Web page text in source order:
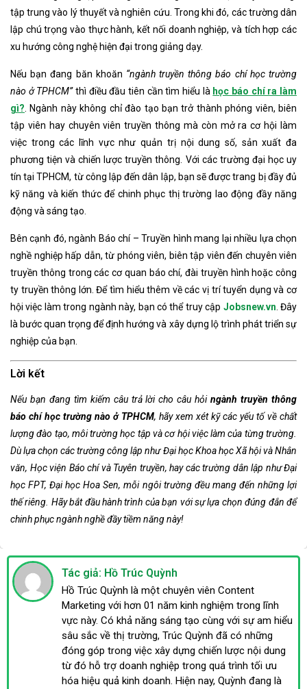
tập trung vào lý thuyết và nghiên cứu. Trong khi đó, các trường dân
lập chú trọng vào thực hành, kết nối doanh nghiệp, và tích hợp các
xu hướng công nghệ hiện đại trong giảng dạy.
Nếu bạn đang băn khoăn “ngành truyền thông báo chí học trường
nào ở TPHCM”thì điều đầu tiên cần tìm hiểu là học báo chí ra làm
gì? . Ngành này không chỉ đào tạo bạn trở thành phóng viên, biên
tập viên hay chuyên viên truyền thông mà còn mở ra cơ hội làm
việc trong các lĩnh vực như quản trị nội dung số, sản xuất đa
phương tiện và chiến lược truyền thông. Với các trường đại học uy
tín tại TPHCM, từ công lập đến dân lập, bạn sẽ được trang bị đầy đủ
kỹ năng và kiến thức để chinh phục thị trường lao động đầy năng
động và sáng tạo.
Bên cạnh đó, ngành Báo chí – Truyền hình mang lại nhiều lựa chọn
nghề nghiệp hấp dẫn, từ phóng viên, biên tập viên đến chuyên viên
truyền thông trong các cơ quan báo chí, đài truyền hình hoặc công
ty truyền thông lớn. Để tìm hiểu thêm về các vị trí tuyển dụng và cơ
hội việc làm trong ngành này, bạn có thể truy cập Jobsnew.vn . Đây
là bước quan trọng để định hướng và xây dựng lộ trình phát triển sự
nghiệp của bạn.
Lời kết
Nếu bạn đang tìm kiếm câu trả lời cho câu hỏingành truyền thông
báo chí học trường nào ở TPHCM, hãy xem xét kỹ các yếu tố về chất
lượng đào tạo, môi trường học tập và cơ hội việc làm của từng trường.
Dù lựa chọn các trường công lập như Đại học Khoa học Xã hội và Nhân
văn, Học viện Báo chí và Tuyên truyền, hay các trường dân lập như Đại
học FPT, Đại học Hoa Sen, mỗi ngôi trường đều mang đến những lợi
thế riêng. Hãy bắt đầu hành trình của bạn với sự lựa chọn đúng đắn để
chinh phục ngành nghề đầy tiềm năng này!
Tác giả: Hồ Trúc Quỳnh
Hồ Trúc Quỳnh là một chuyên viên Content
Marketing với hơn 01 năm kinh nghiệm trong lĩnh
vực này. Có khả năng sáng tạo cùng với sự am hiểu
sâu sắc về thị trường, Trúc Quỳnh đã có những
đóng góp trong việc xây dựng chiến lược nội dung
từ đó hỗ trợ doanh nghiệp trong quá trình tối ưu
hóa hiệu quả kinh doanh. Hiện nay, Quỳnh đang là